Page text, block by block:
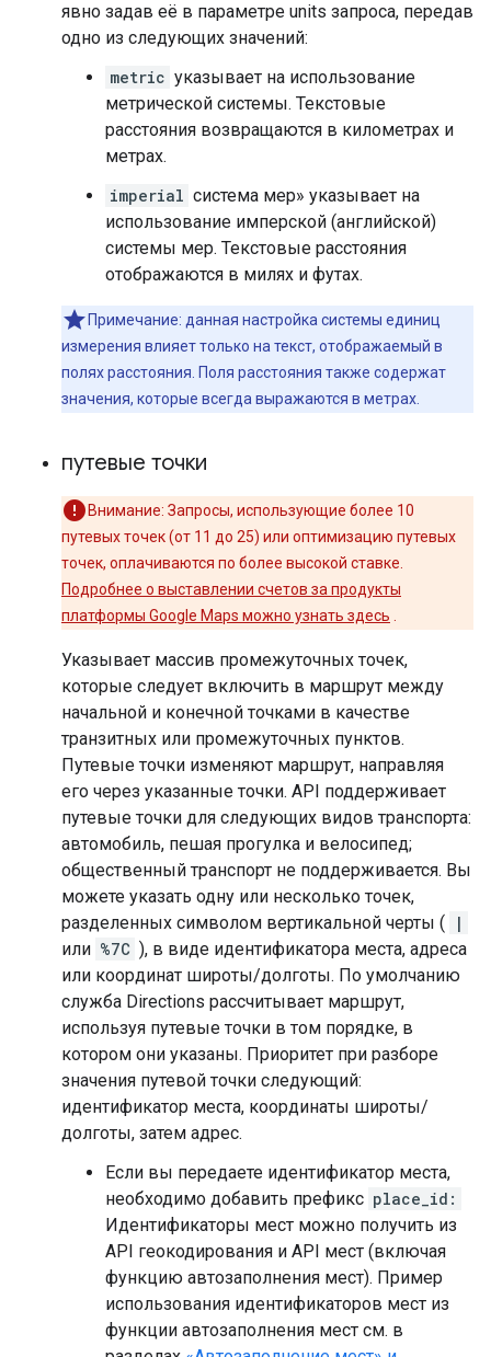
явно задав её в параметре units запроса, передав
одно из следующих значений:
metric указывает на использование
метрической системы. Текстовые
расстояния возвращаются в километрах и
метрах.
imperial система мер» указывает на
использование имперской (английской)
системы мер. Текстовые расстояния
отображаются в милях и футах.
Примечание: данная настройка системы единиц
измерения влияет только на текст, отображаемый в
полях расстояния. Поля расстояния также содержат
значения, которые всегда выражаются в метрах.
путевые точки
Внимание: Запросы, использующие более 10
путевых точек (от 11 до 25) или оптимизацию путевых
точек, оплачиваются по более высокой ставке.
Подробнее о выставлении счетов за продукты
платформы Google Maps можно узнать здесь
Указывает массив промежуточных точек,
которые следует включить в маршрут между
начальной и конечной точками в качестве
транзитных или промежуточных пунктов.
Путевые точки изменяют маршрут, направляя
его через указанные точки. API поддерживает
путевые точки для следующих видов транспорта:
автомобиль, пешая прогулка и велосипед;
общественный транспорт не поддерживается. Вы
можете указать одну или несколько точек,
разделенных символом вертикальной черты (
|
или %7C ), в виде идентификатора места, адреса
или координат широты/долготы. По умолчанию
служба Directions рассчитывает маршрут,
используя путевые точки в том порядке, в
котором они указаны. Приоритет при разборе
значения путевой точки следующий:
идентификатор места, координаты широты/
долготы, затем адрес.
Если вы передаете идентификатор места,
необходимо добавить префикс place_id:
Идентификаторы мест можно получить из
API геокодирования и API мест (включая
функцию автозаполнения мест). Пример
использования идентификаторов мест из
функции автозаполнения мест см. в